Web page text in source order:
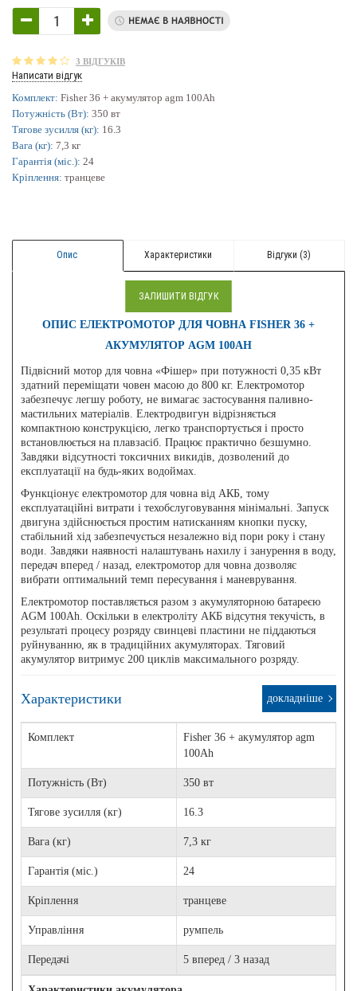
3 ВІДГУКІВ
Написати відгук
Комплект: Fisher 36 + акумулятор agm 100Ah
Потужність (Вт): 350 вт
Тягове зусилля (кг): 16.3
Вага (кг): 7,3 кг
Гарантія (міс.): 24
Кріплення: транцеве
ЗАЛИШИТИ ВІДГУК
Опис Характеристики Відгуки (3)
ОПИС ЕЛЕКТРОМОТОР ДЛЯ ЧОВНА FISHER 36 +
АКУМУЛЯТОР AGM 100AH
Підвісний мотор для човна «Фішер» при потужності 0,35 кВт
здатний переміщати човен масою до 800 кг. Електромотор
забезпечує легшу роботу, не вимагає застосування паливно-
мастильних матеріалів. Електродвигун відрізняється
компактною конструкцією, легко транспортується і просто
встановлюється на плавзасіб. Працює практично безшумно.
Завдяки відсутності токсичних викидів, дозволений до
експлуатації на будь-яких водоймах.
Функціонує електромотор для човна від АКБ, тому
експлуатаційні витрати і техобслуговування мінімальні. Запуск
двигуна здійснюється простим натисканням кнопки пуску,
стабільний хід забезпечується незалежно від пори року і стану
води. Завдяки наявності налаштувань нахилу і занурення в воду,
передач вперед / назад, електромотор для човна дозволяє
вибрати оптимальний темп пересування і маневрування.
Електромотор поставляється разом з акумуляторною батареєю
AGM 100Ah. Оскільки в електроліту АКБ відсутня текучість, в
результаті процесу розряду свинцеві пластини не піддаються
руйнуванню, як в традиційних акумуляторах. Тяговий
акумулятор витримує 200 циклів максимального розряду.
Характеристики докладніше
Комплект
Fisher 36 + акумулятор agm
100Ah
Потужність (Вт) 350 вт
Тягове зусилля (кг) 16.3
Вага (кг) 7,3 кг
Гарантія (міс.) 24
Кріплення транцеве
Управління румпель
Передачі 5 вперед / 3 назад